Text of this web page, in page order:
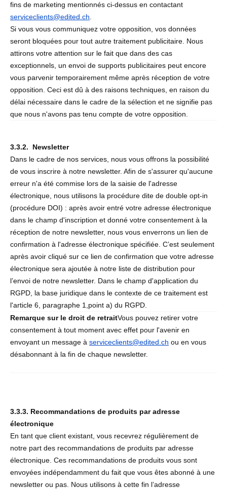
fins de marketing mentionnés ci-dessus en contactant
serviceclients@edited.ch
Si vous vous communiquez votre opposition, vos données
seront bloquées pour tout autre traitement publicitaire. Nous
attirons votre attention sur le fait que dans des cas
exceptionnels, un envoi de supports publicitaires peut encore
vous parvenir temporairement même après réception de votre
opposition. Ceci est dû à des raisons techniques, en raison du
délai nécessaire dans le cadre de la sélection et ne signifie pas
que nous n'avons pas tenu compte de votre opposition.
3.3.2. Newsletter
Dans le cadre de nos services, nous vous offrons la possibilité
de vous inscrire à notre newsletter. Afin de s'assurer qu'aucune
erreur n'a été commise lors de la saisie de l'adresse
électronique, nous utilisons la procédure dite de double opt-in
(procédure DOI) : après avoir entré votre adresse électronique
dans le champ d'inscription et donné votre consentement à la
réception de notre newsletter, nous vous enverrons un lien de
confirmation à l'adresse électronique spécifiée. C’est seulement
après avoir cliqué sur ce lien de confirmation que votre adresse
électronique sera ajoutée à notre liste de distribution pour
l’envoi de notre newsletter. Dans le champ d'application du
RGPD, la base juridique dans le contexte de ce traitement est
l'article 6, paragraphe 1,point a) du RGPD.
Remarque sur le droit de retraitVous pouvez retirer votre
consentement à tout moment avec effet pour l'avenir en
envoyant un message à serviceclients@edited. ch ou en vous
désabonnant à la fin de chaque newsletter.
3.3.3. Recommandations de produits par adresse
électronique
En tant que client existant, vous recevrez régulièrement de
notre part des recommandations de produits par adresse
électronique. Ces recommandations de produits vous sont
envoyées indépendamment du fait que vous êtes abonné à une
newsletter ou pas. Nous utilisons à cette fin l’adresse